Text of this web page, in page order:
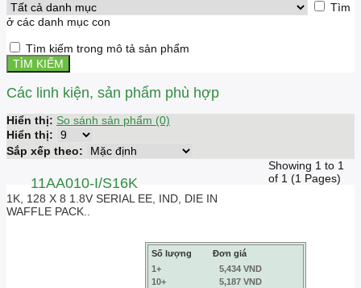
Tìm
ở các danh mục con
Tìm kiếm trong mô tả sản phẩm
Các linh kiện, sản phẩm phù hợp
Hiển thị: So sánh sản phẩm (0)
Hiển thị:
Sắp xếp theo:
11AA010-I/S16K
1K, 128 X 8 1.8V SERIAL EE, IND, DIE IN
WAFFLE PACK..
Số lượng
Đơn giá
1+
5,434 VND
10+
5,187 VND
Showing 1 to 1
of 1 (1 Pages)